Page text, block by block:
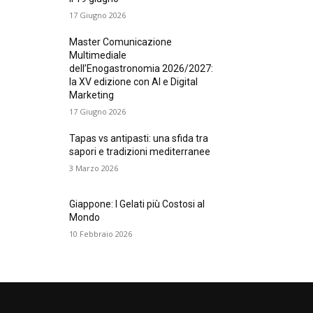
17 Giugno 2026
Master Comunicazione
Multimediale
dell’Enogastronomia 2026/2027:
la XV edizione con AI e Digital
Marketing
17 Giugno 2026
Tapas vs antipasti: una sfida tra
sapori e tradizioni mediterranee
3 Marzo 2026
Giappone: I Gelati più Costosi al
Mondo
10 Febbraio 2026